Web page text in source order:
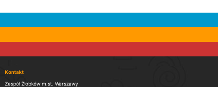
Kontakt
Zespół Żłobków m.st. Warszawy